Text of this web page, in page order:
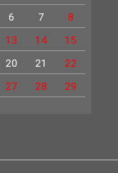
6 7
8
13 14
15
20 21
22
27 28
29